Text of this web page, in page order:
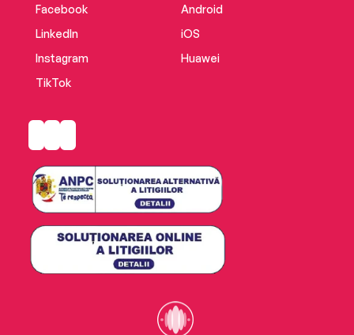
Facebook
LinkedIn
Instagram
TikTok
Android
iOS
Huawei